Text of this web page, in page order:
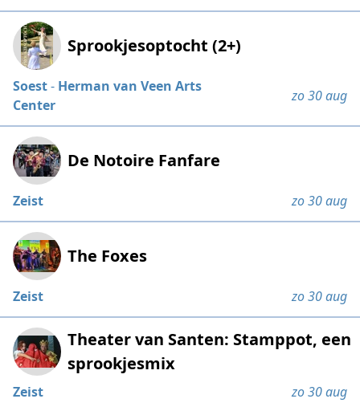
Sprookjesoptocht (2+)
Soest- Herman van Veen Arts
Center
zo 30 aug
De Notoire Fanfare
Zeist zo 30 aug
The Foxes
Zeist zo 30 aug
Theater van Santen: Stamppot, een
sprookjesmix
Zeist zo 30 aug